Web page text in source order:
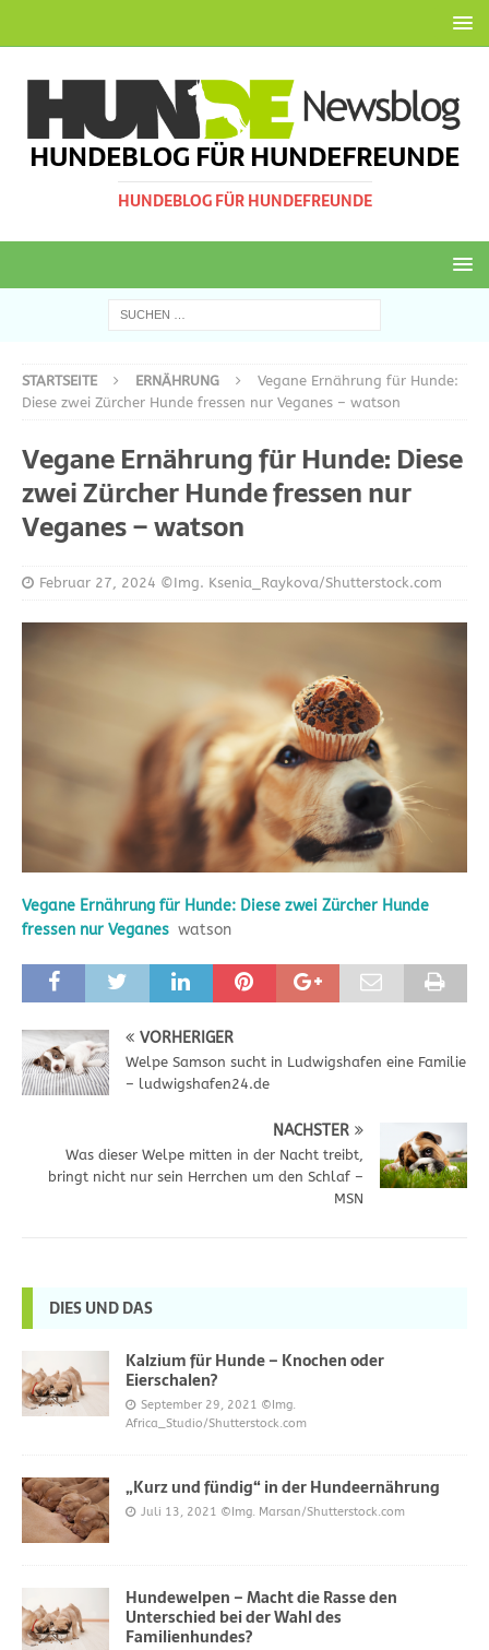
HUNDEBLOG FÜR HUNDEFREUNDE
HUNDEBLOG FÜR HUNDEFREUNDE
STARTSEITE ERNÄHRUNG
Vegane Ernährung für Hunde:
Diese zwei Zürcher Hunde fressen nur Veganes – watson
Vegane Ernährung für Hunde: Diese
zwei Zürcher Hunde fressen nur
Veganes – watson
Februar 27, 2024 ©Img. Ksenia_Raykova/Shutterstock.com
Vegane Ernährung für Hunde: Diese zwei Zürcher Hunde
fressen nur Veganes watson
VORHERIGER
Welpe Samson sucht in Ludwigshafen eine Familie
– ludwigshafen24.de
NÄCHSTER
Was dieser Welpe mitten in der Nacht treibt,
bringt nicht nur sein Herrchen um den Schlaf –
MSN
DIES UND DAS
Kalzium für Hunde – Knochen oder
Eierschalen?
September 29, 2021 ©Img.
Africa_Studio/Shutterstock.com
„Kurz und fündig“ in der Hundeernährung
Juli 13, 2021 ©Img. Marsan/Shutterstock.com
Hundewelpen – Macht die Rasse den
Unterschied bei der Wahl des
Familienhundes?